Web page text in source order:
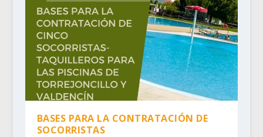
BASES PARA LA CONTRATACIÓN DE
SOCORRISTAS